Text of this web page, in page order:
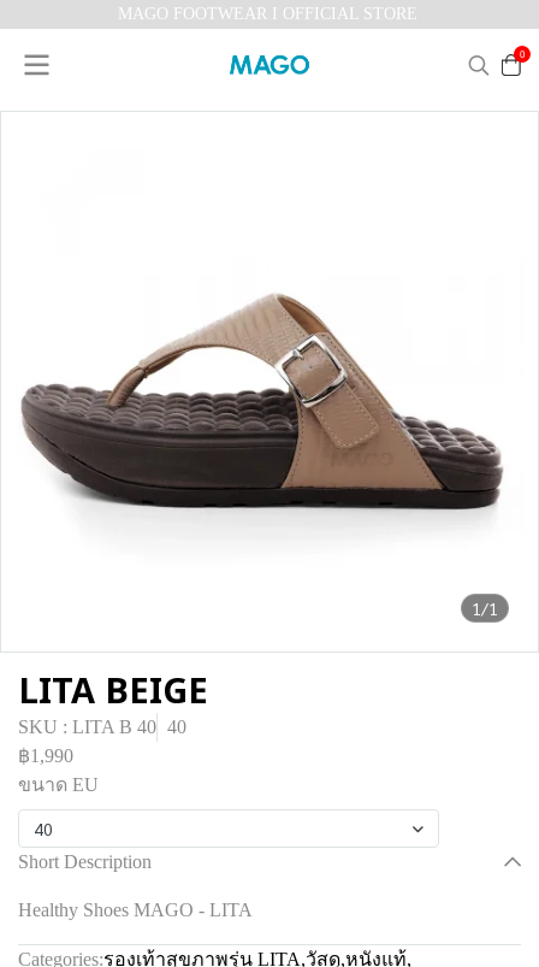
MAGO FOOTWEAR I OFFICIAL STORE
0
1/1
LITA BEIGE
SKU : LITA B 40 40
฿1,990
ขนาด EU
40
Short Description
Healthy Shoes MAGO - LITA
Categories:รองเท้าสุขภาพรุ่น LITA,วัสดุ,หนังแท้,